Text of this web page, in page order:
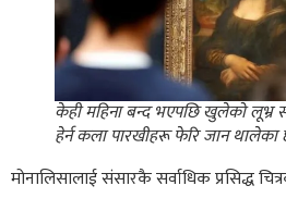
केही महिना बन्द भएपछि खुलेको लूभ्र
हेर्न कला पारखीहरू फेरि जान
मोनालिसालाई संसारकै सर्वाधिक प्रसिद्ध